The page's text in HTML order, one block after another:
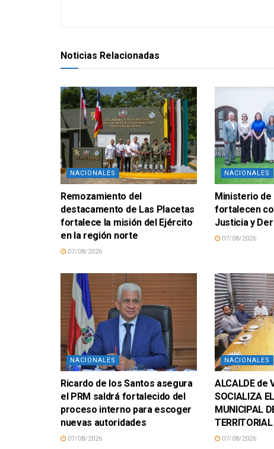
Noticias Relacionadas
NACIONALES
Remozamiento del
destacamento de Las Placetas
fortalece la misión del Ejército
en la región norte
07/08/2026
NACIONALES
Ministerio de
fortalecen
Justicia y
07/08/2026
NACIONALES
Ricardo de los Santos asegura
el PRM saldrá fortalecido del
proceso interno para escoger
nuevas autoridades
07/08/2026
NACIONALES
ALCALDE de
SOCIALIZA
MUNICIPAL
TERRITORIAL
07/08/2026